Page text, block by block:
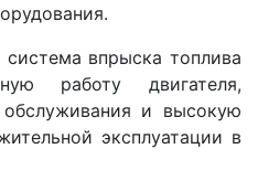
впрыска топлива
работу двигателя,
обслуживания и высокую
эксплуатации в